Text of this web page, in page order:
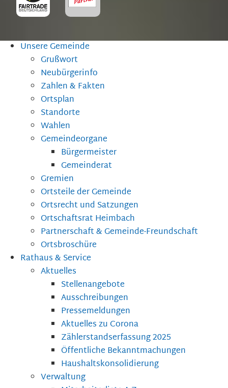
Unsere Gemeinde
Grußwort
Neubürgerinfo
Zahlen & Fakten
Ortsplan
Standorte
Wahlen
Gemeindeorgane
Bürgermeister
Gemeinderat
Gremien
Ortsteile der Gemeinde
Ortsrecht und Satzungen
Ortschaftsrat Heimbach
Partnerschaft & Gemeinde-Freundschaft
Ortsbroschüre
Rathaus & Service
Aktuelles
Stellenangebote
Ausschreibungen
Pressemeldungen
Aktuelles zu Corona
Zählerstandserfassung 2025
Öffentliche Bekanntmachungen
Haushaltskonsolidierung
Verwaltung